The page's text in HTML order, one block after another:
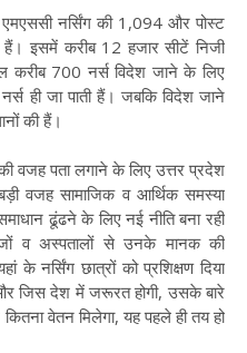
नर्सिंग की 1,094 और पोस्ट
इसमें करीब 12 हजार सीटें निजी
करीब 700 नर्स विदेश जाने के लिए
ही जा पाती हैं। जबकि विदेश जाने
की हैं।
वजह पता लगाने के लिए उत्तर प्रदेश
वजह सामाजिक व आर्थिक समस्या
ढूंढने के लिए नई नीति बना रही
व अस्पतालों से उनके मानक की
के नर्सिंग छात्रों को प्रशिक्षण दिया
जिस देश में जरूरत होगी, उसके बारे
कितना वेतन मिलेगा, यह पहले ही तय हो